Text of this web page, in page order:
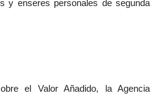
y enseres personales de segunda
el Valor Añadido, la Agencia